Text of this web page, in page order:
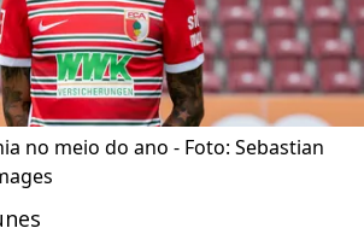
no meio do ano - Foto: Sebastian